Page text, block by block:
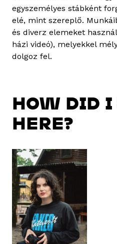
egyszemélyes stábként
elé, mint szereplő.
és diverz elemeket
házi videó), melyekkel
dolgoz fel.
HOW DID I
HERE?